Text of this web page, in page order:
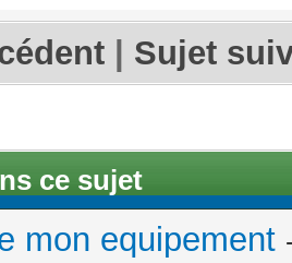
Sujet
ce sujet
mon equipement